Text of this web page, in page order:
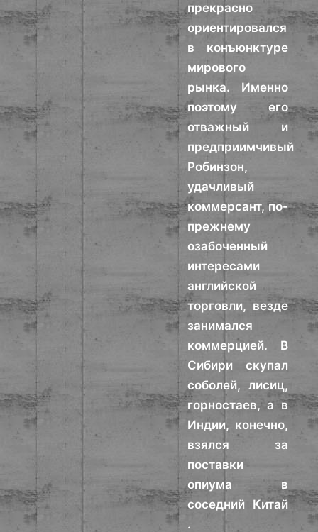
прекрасно
ориентировался
в конъюнктуре
мирового
рынка. Именно
поэтому его
отважный и
предприимчивый
Робинзон,
удачливый
коммерсант, по-
прежнему
озабоченный
интересами
английской
торговли, везде
занимался
коммерцией. В
Сибири скупал
соболей, лисиц,
горностаев, а в
Индии, конечно,
взялся за
поставки
опиума в
соседний Китай
.